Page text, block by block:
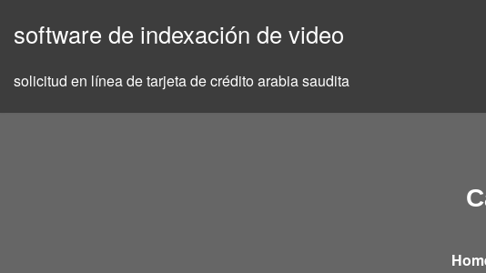
software de indexación de video
solicitud en línea de tarjeta de crédito arabia saudita